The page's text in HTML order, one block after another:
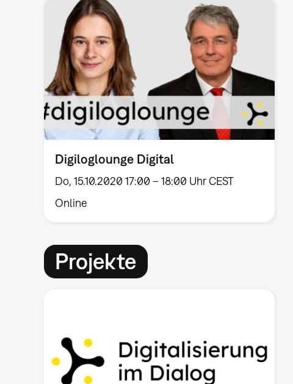
Digiloglounge Digital
Do, 15.10.2020 17:00 – 18:00 Uhr CEST
Online
Projekte